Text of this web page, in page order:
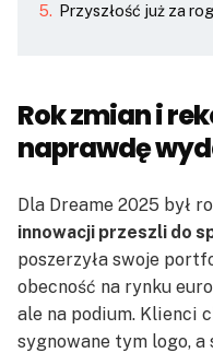
Przyszłość już za
Rok zmian i
naprawdę
Dla Dreame 2025 był
innowacji przeszli do
poszerzyła swoje
obecność na rynku
ale na podium. Klienci
sygnowane tym logo, a